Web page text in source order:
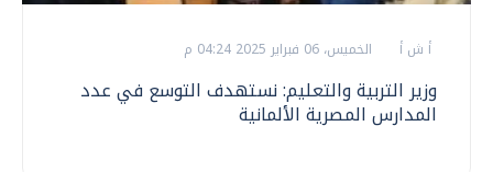
أ ش أ الخميس، 06 فبراير 2025 04:24 م
وزير التربية والتعليم: نستهدف التوسع في عدد
المدارس المصرية الألمانية